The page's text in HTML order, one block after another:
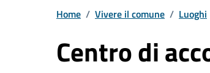
Home / Vivere il comune / Luoghi
Centro di